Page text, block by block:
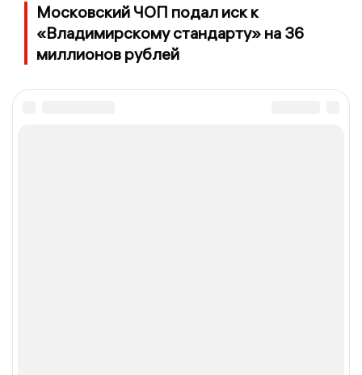
Московский ЧОП подал иск к
«Владимирскому стандарту» на 36
миллионов рублей